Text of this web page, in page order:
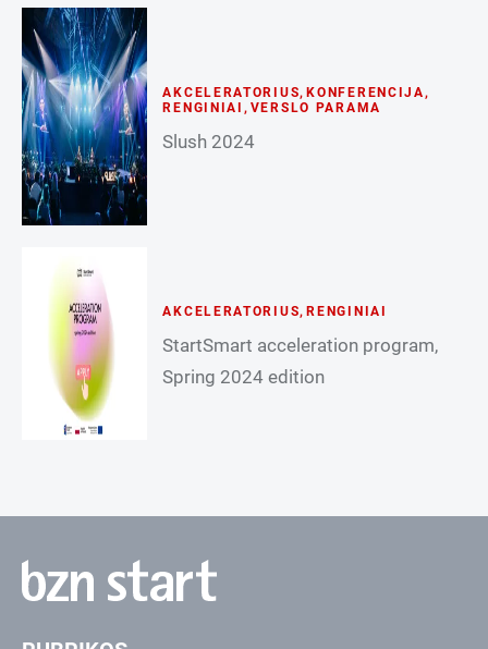
AKCELERATORIUS, KONFERENCIJA,
RENGINIAI , VERSLO PARAMA
Slush 2024
AKCELERATORIUS, RENGINIAI
StartSmart acceleration program,
Spring 2024 edition